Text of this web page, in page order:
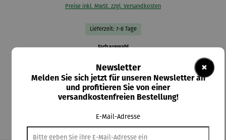
Preise inkl. MwSt. zzgl. Versandkosten
Lieferzeit: 7-8 Tage
Farbauswahlauswählen
(Diese Option ist zurzeit nicht
In den Warenkorb
×
Newsletter
Melden Sie sich jetzt für unseren Newsletter an
und profitieren Sie von einer
versandkostenfreien Bestellung!
E-Mail-Adresse